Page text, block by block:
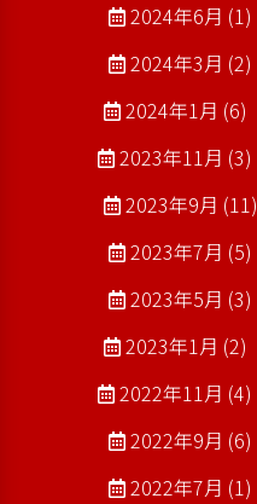
2024年6月 (1)
2024年3月 (2)
2024年1月 (6)
2023年11月 (3)
2023年9月 (11)
2023年7月 (5)
2023年5月 (3)
2023年1月 (2)
2022年11月 (4)
2022年9月 (6)
2022年7月 (1)